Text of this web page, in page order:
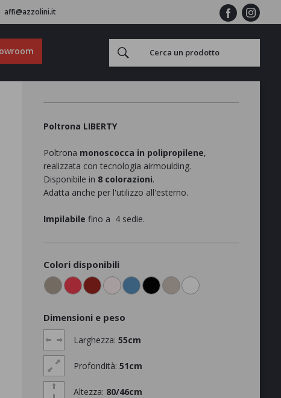
affi@azzolini.it
Poltrona LIBERTY
Poltrona monoscocca in polipropilene,
realizzata con tecnologia airmoulding.
Disponibile in 8 colorazioni.
Adatta anche per l'utilizzo all'esterno.
Impilabile fino a 4 sedie.
Colori disponibili
Dimensioni e peso
Larghezza: 55cm
Profondità: 51cm
Altezza: 80/46cm